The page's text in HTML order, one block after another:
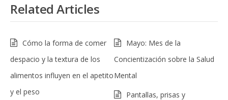
Related Articles
Cómo la forma de comer
despacio y la textura de los
alimentos influyen en el apetito
y el peso
Mayo: Mes de la
Concientización sobre la Salud
Mental
Pantallas, prisas y